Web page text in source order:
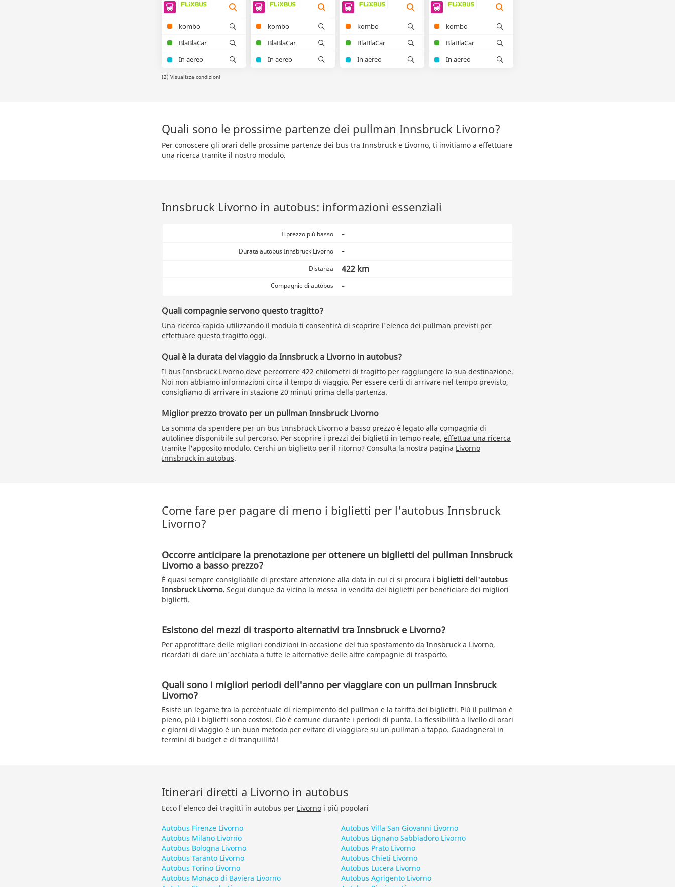
kombo
BlaBlaCar
In aereo
kombo
BlaBlaCar
In aereo
kombo
BlaBlaCar
In aereo
kombo
BlaBlaCar
In aereo
(2) Visualizza condizioni
Quali sono le prossime partenze dei pullman Innsbruck Livorno?
Per conoscere gli orari delle prossime partenze dei bus tra Innsbruck e Livorno, ti invitiamo a effettuare
una ricerca tramite il nostro modulo.
Innsbruck Livorno in autobus: informazioni essenziali
Il prezzo più basso -
Durata autobus Innsbruck Livorno -
Distanza 422 km
Compagnie di autobus -
Quali compagnie servono questo tragitto?
Una ricerca rapida utilizzando il modulo ti consentirà di scoprire l'elenco dei pullman previsti per
effettuare questo tragitto oggi.
Qual è la durata del viaggio da Innsbruck a Livorno in autobus?
Il bus Innsbruck Livorno deve percorrere 422 chilometri di tragitto per raggiungere la sua destinazione.
Noi non abbiamo informazioni circa il tempo di viaggio. Per essere certi di arrivare nel tempo previsto,
consigliamo di arrivare in stazione 20 minuti prima della partenza.
Miglior prezzo trovato per un pullman Innsbruck Livorno
La somma da spendere per un bus Innsbruck Livorno a basso prezzo è legato alla compagnia di
autolinee disponibile sul percorso. Per scoprire i prezzi dei biglietti in tempo reale, effettua una ricerca
tramite l'apposito modulo. Cerchi un biglietto per il ritorno? Consulta la nostra pagina Livorno
Innsbruck in autobus.
Come fare per pagare di meno i biglietti per l'autobus Innsbruck
Livorno?
Occorre anticipare la prenotazione per ottenere un biglietti del pullman Innsbruck
Livorno a basso prezzo?
È quasi sempre consigliabile di prestare attenzione alla data in cui ci si procura i biglietti dell'autobus
Innsbruck Livorno. Segui dunque da vicino la messa in vendita dei biglietti per beneficiare dei migliori
biglietti.
Esistono dei mezzi di trasporto alternativi tra Innsbruck e Livorno?
Per approfittare delle migliori condizioni in occasione del tuo spostamento da Innsbruck a Livorno,
ricordati di dare un'occhiata a tutte le alternative delle altre compagnie di trasporto.
Quali sono i migliori periodi dell'anno per viaggiare con un pullman Innsbruck
Livorno?
Esiste un legame tra la percentuale di riempimento del pullman e la tariffa dei biglietti. Più il pullman è
pieno, più i biglietti sono costosi. Ciò è comune durante i periodi di punta. La flessibilità a livello di orari
e giorni di viaggio è un buon metodo per evitare di viaggiare su un pullman a tappo. Guadagnerai in
termini di budget e di tranquillità!
Itinerari diretti a Livorno in autobus
Ecco l'elenco dei tragitti in autobus per Livorno i più popolari
Autobus Firenze Livorno
Autobus Milano Livorno
Autobus Bologna Livorno
Autobus Taranto Livorno
Autobus Torino Livorno
Autobus Monaco di Baviera Livorno
Autobus Villa San Giovanni Livorno
Autobus Lignano Sabbiadoro Livorno
Autobus Prato Livorno
Autobus Chieti Livorno
Autobus Lucera Livorno
Autobus Agrigento Livorno